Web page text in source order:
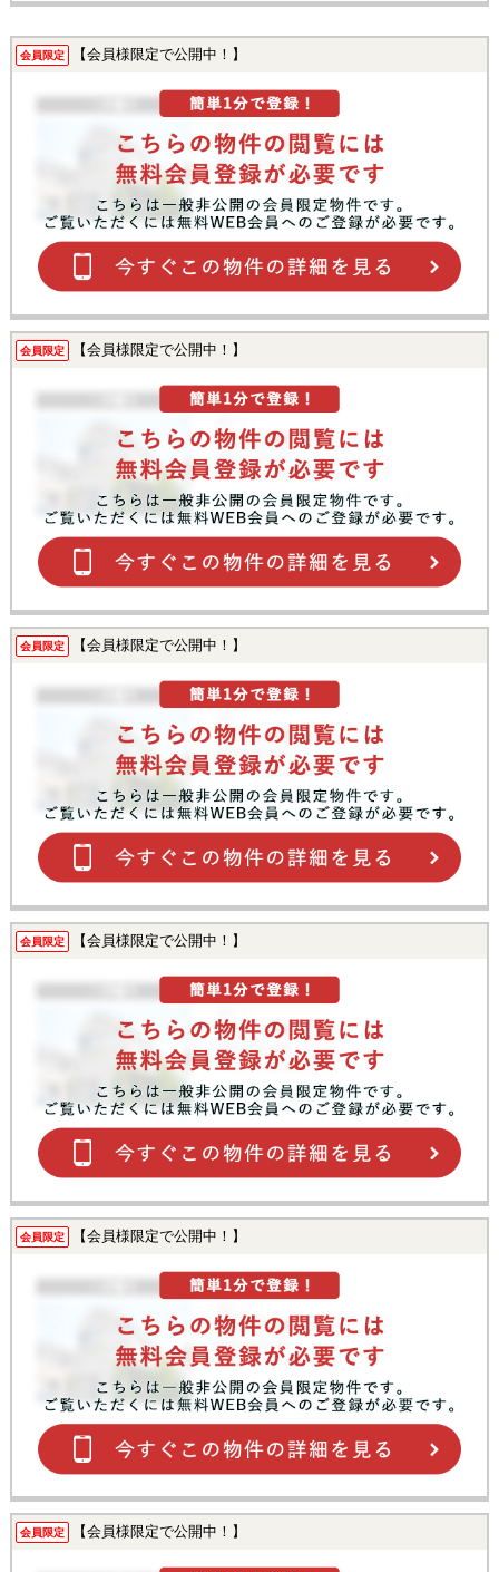
会員限定 【会員様限定で公開中！】
会員限定 【会員様限定で公開中！】
会員限定 【会員様限定で公開中！】
会員限定 【会員様限定で公開中！】
会員限定 【会員様限定で公開中！】
会員限定 【会員様限定で公開中！】